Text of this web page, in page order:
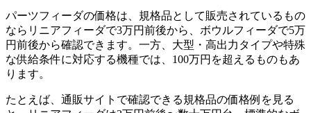
パーツフィーダの価格は、規格品として販売されているもの
ならリニアフィーダで3万円前後から、ボウルフィーダで5万
円前後から確認できます。一方、大型・高出力タイプや特殊
な供給条件に対応する機種では、100万円を超えるものもあ
ります。
たとえば、通販サイトで確認できる規格品の価格例を見る